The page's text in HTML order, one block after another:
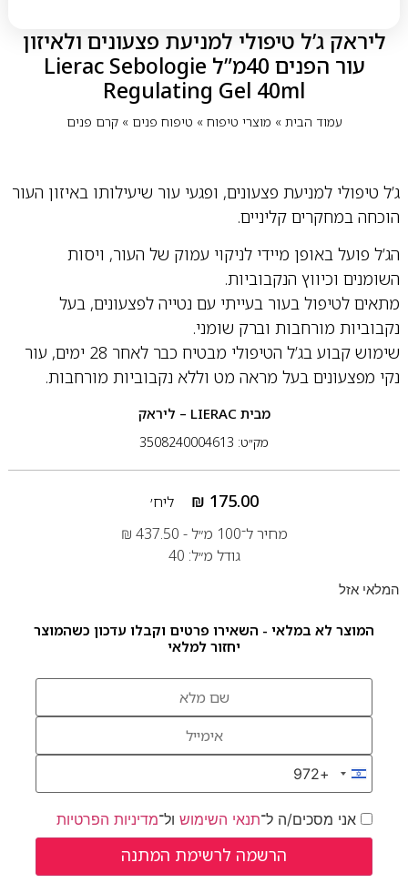
ליראק ג’ל טיפולי למניעת פצעונים ולאיזון
עור הפנים 40מ”ל Lierac Sebologie
Regulating Gel 40ml
עמוד הבית» מוצרי טיפוח» טיפוח פנים» קרם פנים
ג’ל טיפולי למניעת פצעונים, ופגעי עור שיעילותו באיזון העור
הוכחה במחקרים קליניים.
הג’ל פועל באופן מיידי לניקוי עמוק של העור, ויסות
השומנים וכיווץ הנקבוביות.
מתאים לטיפול בעור בעייתי עם נטייה לפצעונים, בעל
נקבוביות מורחבות וברק שומני.
שימוש קבוע בג’ל הטיפולי מבטיח כבר לאחר 28 ימים, עור
נקי מפצעונים בעל מראה מט וללא נקבוביות מורחבות.
מבית LIERAC – ליראק
מק״ט: 3508240004613
₪ 175.00
ליח׳
מחיר ל־100 מ״ל -
₪ 437.50
גודל מ״ל: 40
המלאי אזל
המוצר לא במלאי - השאירו פרטים וקבלו עדכון כשהמוצר
יחזור למלאי
Israel +972
+972
אני מסכים/ה ל־תנאי השימושול־מדיניות הפרטיות